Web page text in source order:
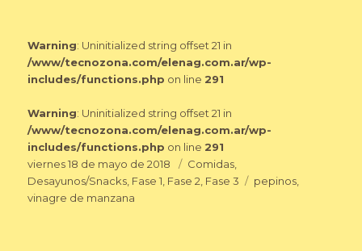
Warning: Uninitialized string offset 21 in
/www/tecnozona.com/elenag.com.ar/wp-
includes/functions.php on line 291
Warning: Uninitialized string offset 21 in
/www/tecnozona.com/elenag.com.ar/wp-
includes/functions.php on line 291
Publicado
el
viernes 18 de mayo de 2018 Categorías
Comidas,
Desayunos/Snacks, Fase 1, Fase 2, Fase 3 Etiquetas
pepinos,
vinagre de manzana